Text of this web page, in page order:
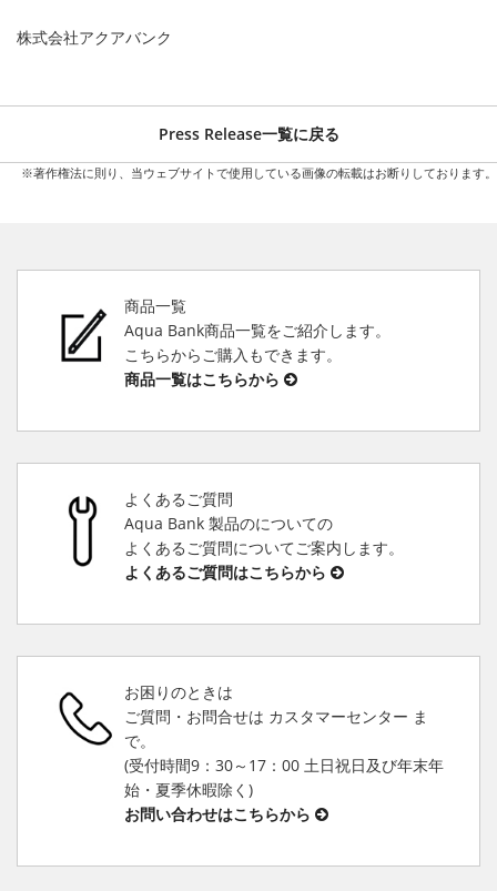
株式会社アクアバンク
Press Release一覧に戻る
※著作権法に則り、当ウェブサイトで使用している画像の転載はお断りしております。
商品一覧
Aqua Bank商品一覧をご紹介します。
こちらからご購入もできます。
商品一覧はこちらから
よくあるご質問
Aqua Bank 製品のについての
よくあるご質問についてご案内します。
よくあるご質問はこちらから
お困りのときは
ご質問・お問合せは カスタマーセンター ま
で。
(受付時間9：30～17：00 土日祝日及び年末年
始・夏季休暇除く)
お問い合わせはこちらから